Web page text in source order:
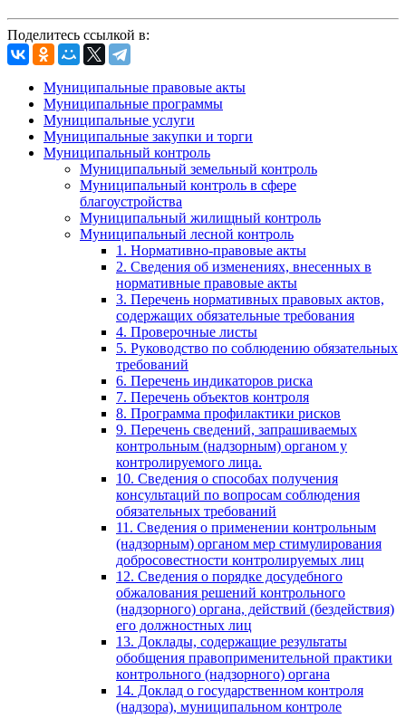
Поделитесь ссылкой в:
Муниципальные правовые акты
Муниципальные программы
Муниципальные услуги
Муниципальные закупки и торги
Муниципальный контроль
Муниципальный земельный контроль
Муниципальный контроль в сфере
благоустройства
Муниципальный жилищный контроль
Муниципальный лесной контроль
1. Нормативно-правовые акты
2. Сведения об изменениях, внесенных в
нормативные правовые акты
3. Перечень нормативных правовых актов,
содержащих обязательные требования
4. Проверочные листы
5. Руководство по соблюдению обязательных
требований
6. Перечень индикаторов риска
7. Перечень объектов контроля
8. Программа профилактики рисков
9. Перечень сведений, запрашиваемых
контрольным (надзорным) органом у
контролируемого лица.
10. Сведения о способах получения
консультаций по вопросам соблюдения
обязательных требований
11. Сведения о применении контрольным
(надзорным) органом мер стимулирования
добросовестности контролируемых лиц
12. Сведения о порядке досудебного
обжалования решений контрольного
(надзорного) органа, действий (бездействия)
его должностных лиц
13. Доклады, содержащие результаты
обобщения правоприменительной практики
контрольного (надзорного) органа
14. Доклад о государственном контроля
(надзора), муниципальном контроле